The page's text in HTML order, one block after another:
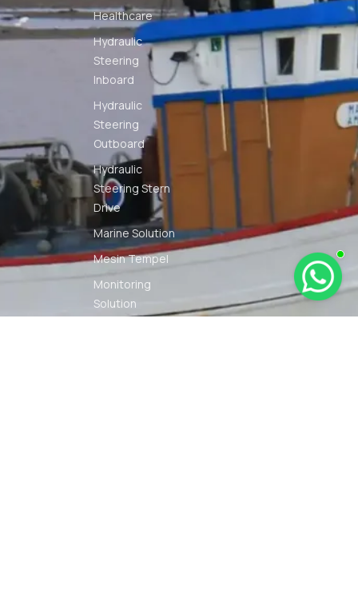
Healthcare
Hydraulic
Steering
Inboard
Hydraulic
Steering
Outboard
Hydraulic
Steering Stern
Drive
Marine Solution
Mesin Tempel
Monitoring
Solution